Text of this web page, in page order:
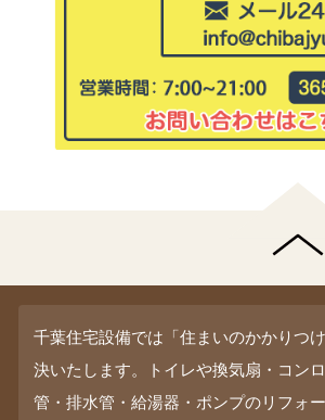
千葉住宅設備では「住まいのかかりつ
決いたします。トイレや換気扇・コン
管・排水管・給湯器・ポンプのリフォ